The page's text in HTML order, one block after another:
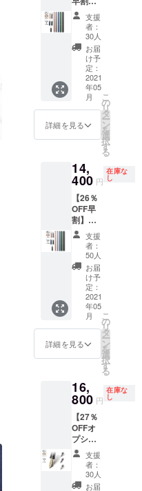
状況、
使用部
材の供
給状
況、製
造工程
上の都
合等に
より出
荷時期
る場合
があり
けま
す。 ※
皆様の
応援購
入によ
り量産
効率が
向上し
た場
合、正
規販売
価格が
がる可
能性も
ござい
ます。
※ご注文
状況、
使用部
材の供
給状
況、製
造工程
上の都
合等に
より出
荷時期
る場合
があり
リター
ンのオ
プショ
ン商品
のた
め、本
体をご
購入の
方のみ
ご購入
いただ
サイズ
は４種
類から
お選び
いただ
けま
す。 ※
皆様の
応援購
入によ
り量産
効率が
向上し
た場
合、正
規販売
価格が
がる可
能性も
ござい
ます。
※ご注文
状況、
使用部
材の供
給状
況、製
stilform
INK
Alminiu
m（ア
ルミ万
年筆）
stilform
INK
Alminiu
m（万
年筆：
アル
ミ）×１
予定価
格
19,800
円の
36％OF
F）
※stilfor
m INK
Alminiu
m（万
年筆：
アル
ミ）の
カラー
は５色
からお
選びい
サイズ
は４種
類から
お選び
いただ
けま
す。 ※
皆様の
応援購
入によ
支援
者：
30人
お届
け予
定：
2021
年05
月
詳細を見る
こ
の
リ
タ
ー
ン
を
選
択
す
る
14,
400 円
在庫な
し
【26％
OFF早
割】
stilform
INK
Alminiu
m（ア
ルミ万
年筆）
stilform
INK
Alminiu
m（万
年筆：
アル
ミ）×１
予定価
格
19,800
円の
26％OF
F）
※stilfor
m INK
Alminiu
m（万
支援
者：
50人
お届
け予
定：
2021
年05
月
詳細を見る
こ
の
リ
タ
ー
ン
を
選
択
す
る
16,
800 円
在庫な
し
【27％
OFFオ
プショ
ンリ
ター
ン】
Gold（1
支援
者：
30人
お届